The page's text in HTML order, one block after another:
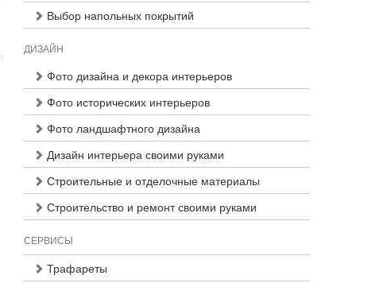
Выбор напольных покрытий
ДИЗАЙН
Фото дизайна и декора интерьеров
Фото исторических интерьеров
Фото ландшафтного дизайна
Дизайн интерьера своими руками
Строительные и отделочные материалы
Строительство и ремонт своими руками
СЕРВИСЫ
Трафареты